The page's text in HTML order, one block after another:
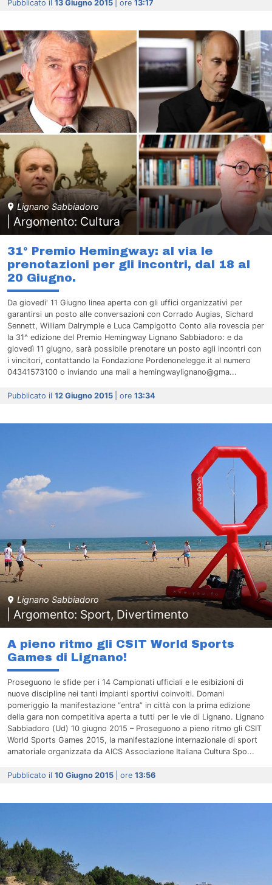
Pubblicato il 13 Giugno 2015 | ore 13:17
Lignano Sabbiadoro
| Argomento: Cultura
31° Premio Hemingway: al via le
prenotazioni per gli incontri, dal 18 al
20 Giugno.
Da giovedi' 11 Giugno linea aperta con gli uffici organizzativi per
garantirsi un posto alle conversazioni con Corrado Augias, Sichard
Sennett, William Dalrymple e Luca Campigotto Conto alla rovescia per
la 31^ edizione del Premio Hemingway Lignano Sabbiadoro: e da
giovedì 11 giugno, sarà possibile prenotare un posto agli incontri con
i vincitori, contattando la Fondazione Pordenonelegge.it al numero
04341573100 o inviando una mail a hemingwaylignano@gma...
Pubblicato il 12 Giugno 2015 | ore 13:34
Lignano Sabbiadoro
| Argomento: Sport, Divertimento
A pieno ritmo gli CSIT World Sports
Games di Lignano!
Proseguono le sfide per i 14 Campionati ufficiali e le esibizioni di
nuove discipline nei tanti impianti sportivi coinvolti. Domani
pomeriggio la manifestazione “entra” in città con la prima edizione
della gara non competitiva aperta a tutti per le vie di Lignano. Lignano
Sabbiadoro (Ud) 10 giugno 2015 – Proseguono a pieno ritmo gli CSIT
World Sports Games 2015, la manifestazione internazionale di sport
amatoriale organizzata da AICS Associazione Italiana Cultura Spo...
Pubblicato il 10 Giugno 2015 | ore 13:56